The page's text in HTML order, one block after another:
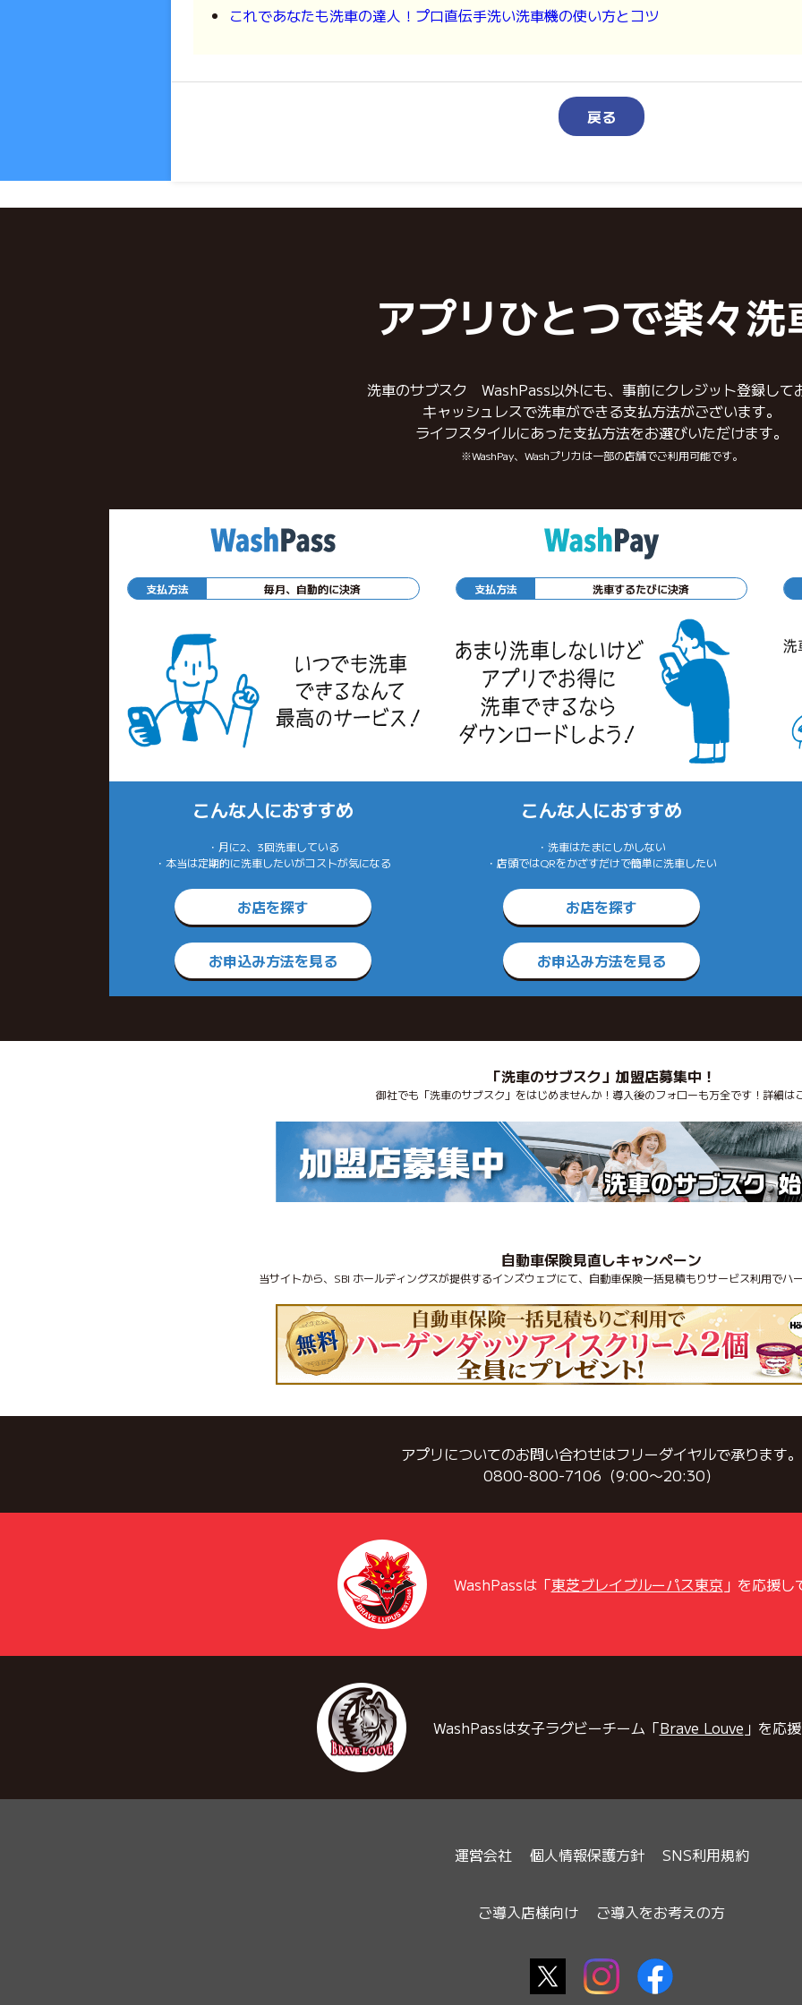
これであなたも洗車の達人！プロ直伝手洗い洗車機の使い方とコツ
戻る
アプリひとつで楽々洗
洗車のサブスク WashPass以外にも、事前にクレジット登録して
キャッシュレスで洗車ができる支払方法がございます。
ライフスタイルにあった支払方法をお選びいただけます。
※WashPay、Washプリカは一部の店舗でご利用可能です。
支払方法 毎月、自動的に決済
こんな人におすすめ
・月に2、3回洗車している
・本当は定期的に洗車したいがコストが気になる
お店を探す
お申込み方法を見る
支払方法 洗車するたびに決済
こんな人におすすめ
・洗車はたまにしかしない
・店頭ではQRをかざすだけで簡単に洗車したい
お店を探す
お申込み方法を見る
「洗車のサブスク」加盟店募集中！
御社でも「洗車のサブスク」をはじめませんか！導入後のフォローも万全です！詳細は
自動車保険見直しキャンペーン
当サイトから、SBI ホールディングスが提供するインズウェブにて、自動車保険一括見積もりサービス利用でハ
アプリについてのお問い合わせはフリーダイヤルで承ります。
0800-800-7106（9:00〜20:30）
WashPassは「東芝ブレイブルーパス東京」を応援し
WashPassは女子ラグビーチーム「Brave Louve 」を応
運営会社 個人情報保護方針 SNS利用規約
ご導入店様向け ご導入をお考えの方